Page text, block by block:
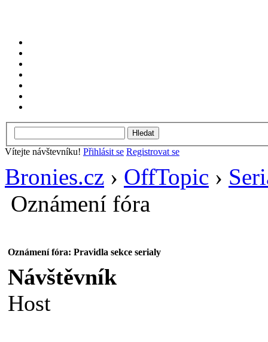
Vítejte návštevníku! Přihlásit se Registrovat se
Bronies.cz › OffTopic ›
Oznámení fóra
Oznámení fóra: Pravidla sekce serialy
Návštěvník
Host